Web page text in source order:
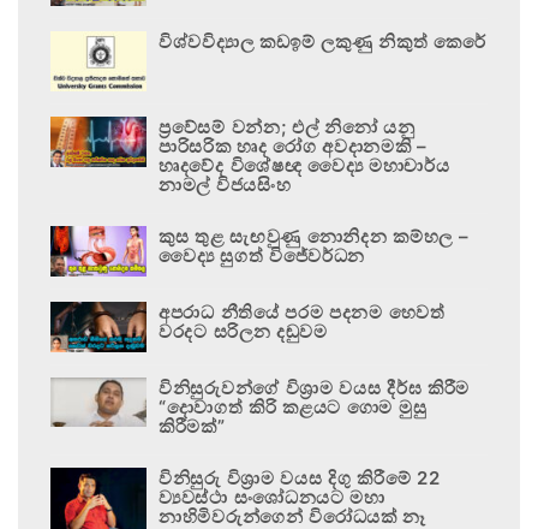
විශ්වවිද්‍යාල කඩඉම් ලකුණු නිකුත් කෙරේ
ප්‍රවේසම් වන්න; එල් නිනෝ යනු
පාරිසරික හෘද රෝග අවදානමකි –
හෘදවේද විශේෂඥ වෛද්‍ය මහාචාර්ය
නාමල් විජයසිංහ
කුස තුළ සැඟවුණු නොනිදන කම්හල –
වෛද්‍ය සුගත් විජේවර්ධන
අපරාධ නීතියේ පරම පදනම හෙවත්
වරදට සරිලන දඬුවම
විනිසුරුවන්ගේ විශ්‍රාම වයස දීර්ඝ කිරීම
“දොවාගත් කිරි කළයට ගොම මුසු
කිරීමක්”
විනිසුරු විශ්‍රාම වයස දිගු කිරීමේ 22
ව්‍යවස්ථා සංශෝධනයට මහා
නාහිමිවරුන්ගෙන් විරෝධයක් නෑ